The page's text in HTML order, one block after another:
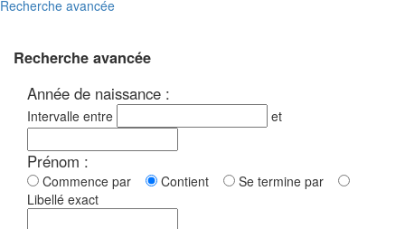
Recherche avancée
Recherche avancée
Année de naissance :
Intervalle entre et
Prénom :
Commence par Contient
Se termine par
Libellé exact